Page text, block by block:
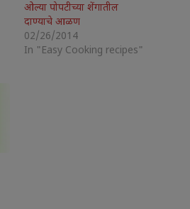
ओल्या पोपटीच्या शेंगातील
दाण्याचे आळण
02/26/2014
In "Easy Cooking recipes"